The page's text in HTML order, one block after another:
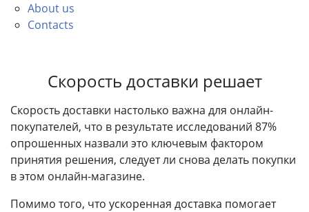
About us
Contacts
Скорость доставки решает
Скорость доставки настолько важна для онлайн-
покупателей, что в результате исследований 87%
опрошенных назвали это ключевым фактором
принятия решения, следует ли снова делать покупки
в этом онлайн-магазине.
Помимо того, что ускоренная доставка помогает